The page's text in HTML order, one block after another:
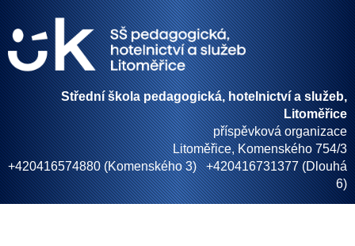
Střední škola pedagogická, hotelnictví a služeb,
Litoměřice
příspěvková organizace
Litoměřice, Komenského 754/3
+420416574880 (Komenského 3) +420416731377 (Dlouhá
6)